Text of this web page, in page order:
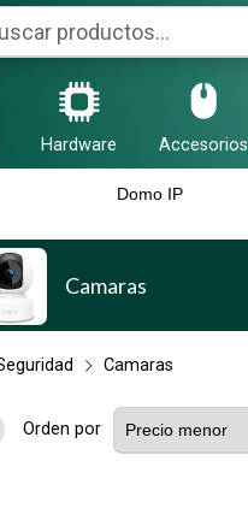
Hardware Accesorios
Domo IP
Camaras
Camaras
Orden por